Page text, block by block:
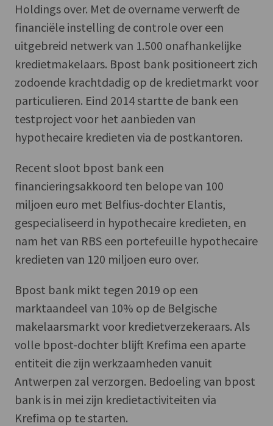
Holdings over. Met de overname verwerft de
financiële instelling de controle over een
uitgebreid netwerk van 1.500 onafhankelijke
kredietmakelaars. Bpost bank positioneert zich
zodoende krachtdadig op de kredietmarkt voor
particulieren. Eind 2014 startte de bank een
testproject voor het aanbieden van
hypothecaire kredieten via de postkantoren.
Recent sloot bpost bank een
financieringsakkoord ten belope van 100
miljoen euro met Belfius-dochter Elantis,
gespecialiseerd in hypothecaire kredieten, en
nam het van RBS een portefeuille hypothecaire
kredieten van 120 miljoen euro over.
Bpost bank mikt tegen 2019 op een
marktaandeel van 10% op de Belgische
makelaarsmarkt voor kredietverzekeraars. Als
volle bpost-dochter blijft Krefima een aparte
entiteit die zijn werkzaamheden vanuit
Antwerpen zal verzorgen. Bedoeling van bpost
bank is in mei zijn kredietactiviteiten via
Krefima op te starten.